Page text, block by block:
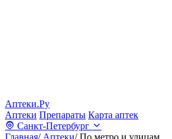
Аптеки.Ру
Аптеки Препараты Карта аптек
Санкт-Петербург
Главная/ Аптеки/ По метро и улицам